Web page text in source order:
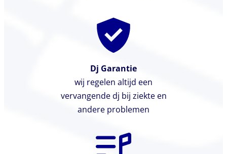
Dj Garantie
wij regelen altijd een
vervangende dj bij ziekte en
andere problemen